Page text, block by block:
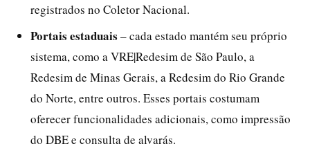
registrados no Coletor Nacional.
Portais estaduais – cada estado mantém seu próprio
sistema, como a VRE|Redesim de São Paulo, a
Redesim de Minas Gerais, a Redesim do Rio Grande
do Norte, entre outros. Esses portais costumam
oferecer funcionalidades adicionais, como impressão
do DBE e consulta de alvarás.